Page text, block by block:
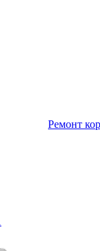
Ремонт